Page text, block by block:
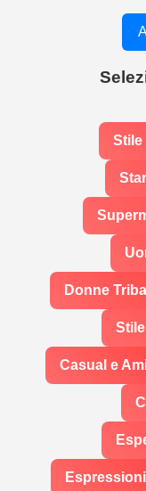
Stile
Donne
Casual e